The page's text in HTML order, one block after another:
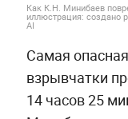
Как К.Н. Минибаев
иллюстрация: создано
AI
Самая
взрывчатки
14 часов 25